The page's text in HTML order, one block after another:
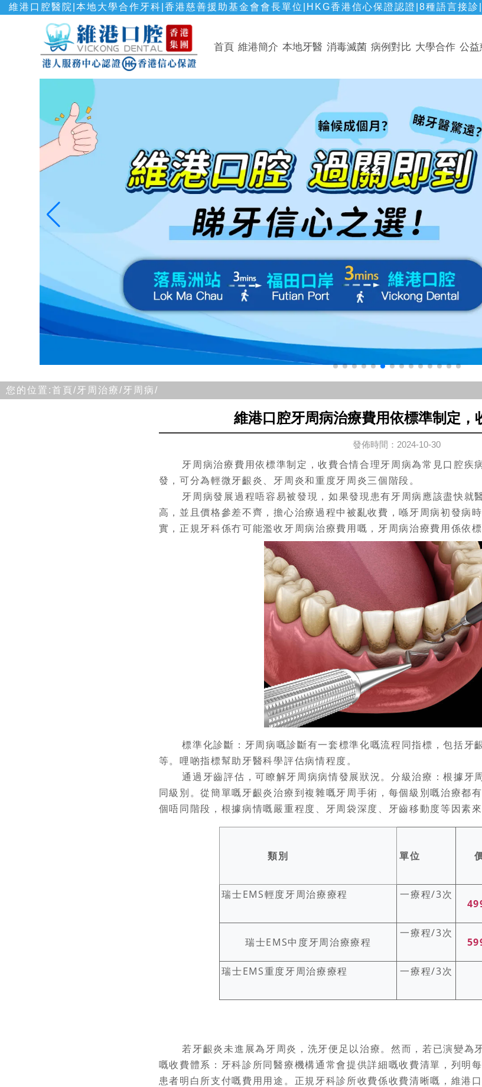
維港口腔醫院|本地大學合作牙科|香港慈善援助基金會會長單位|HKG香港信心保證認證|8種語言接
首頁 維港簡介 本地牙醫 消毒滅菌 病例對比 大學合作 公益
您的位置:首頁/ 牙周治療/ 牙周病/
維港口腔牙周病治療費用依標準制定，
發佈時間：2024-10-30
牙周病治療費用依標準制定，收費合情合理牙周病為常見口腔疾病
發，可分為輕微牙齦炎、牙周炎和重度牙周炎三個階段。
牙周病發展過程唔容易被發現，如果發現患有牙周病應該盡快就
高，並且價格參差不齊，擔心治療過程中被亂收費，喺牙周病初發病
實，正規牙科係冇可能濫收牙周病治療費用嘅，牙周病治療費用係依標
標準化診斷：牙周病嘅診斷有一套標準化嘅流程同指標，包括牙
等。哩啲指標幫助牙醫科學評估病情程度。
通過牙齒評估，可瞭解牙周病病情發展狀況。分級治療：根據牙
同級別。從簡單嘅牙齦炎治療到複雜嘅牙周手術，每個級別嘅治療都
個唔同階段，根據病情嘅嚴重程度、牙周袋深度、牙齒移動度等因素來
類別 單位
瑞士EMS輕度牙周治療療程 一療程/3次
瑞士EMS中度牙周治療療程
一療程/3次
瑞士EMS重度牙周治療療程 一療程/3次
若牙齦炎未進展為牙周炎，洗牙便足以治療。然而，若已演變為
嘅收費體系：牙科診所同醫療機構通常會提供詳細嘅收費清單，列明
患者明白所支付嘅費用用途。正規牙科診所收費係收費清晰嘅，維港